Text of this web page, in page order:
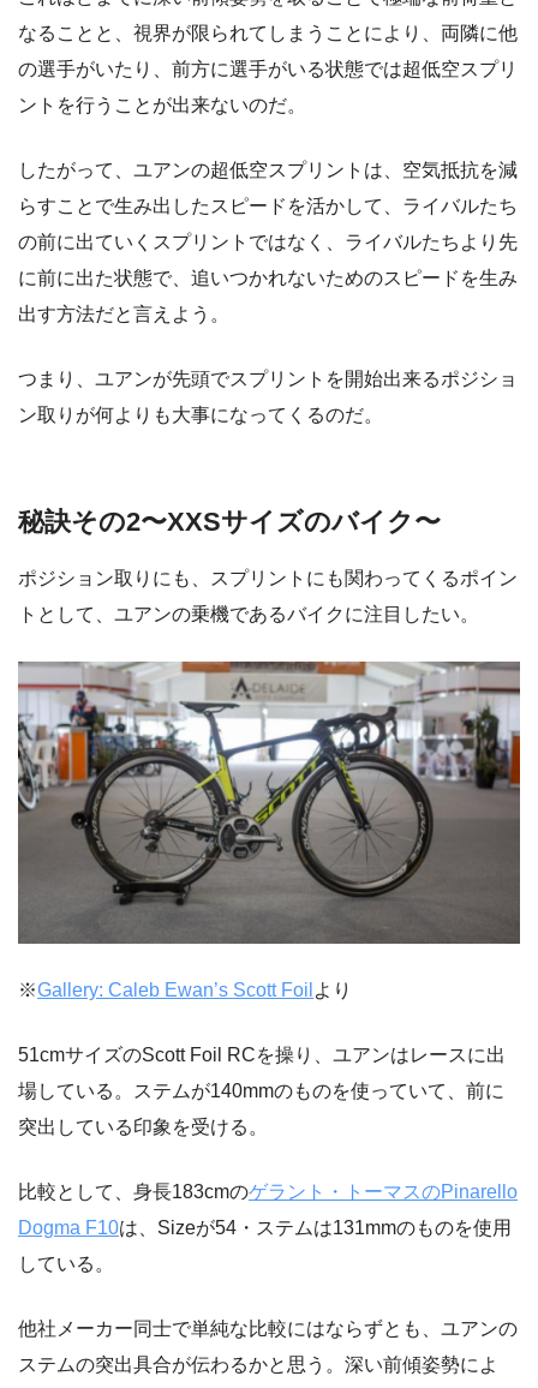
なることと、視界が限られてしまうことにより、両隣に他
の選手がいたり、前方に選手がいる状態では超低空スプリ
ントを行うことが出来ないのだ。
したがって、ユアンの超低空スプリントは、空気抵抗を減
らすことで生み出したスピードを活かして、ライバルたち
の前に出ていくスプリントではなく、ライバルたちより先
に前に出た状態で、追いつかれないためのスピードを生み
出す方法だと言えよう。
つまり、ユアンが先頭でスプリントを開始出来るポジショ
ン取りが何よりも大事になってくるのだ。
秘訣その2〜XXSサイズのバイク〜
ポジション取りにも、スプリントにも関わってくるポイン
トとして、ユアンの乗機であるバイクに注目したい。
※Gallery: Caleb Ewan’s Scott Foil より
51cmサイズのScott Foil RCを操り、ユアンはレースに出
場している。ステムが140mmのものを使っていて、前に
突出している印象を受ける。
比較として、身長183cmのゲラント・トーマスのPinarello
Dogma F10は、Sizeが54・ステムは131mmのものを使用
している。
他社メーカー同士で単純な比較にはならずとも、ユアンの
ステムの突出具合が伝わるかと思う。深い前傾姿勢によ